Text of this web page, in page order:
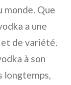
monde. Que
a une
de variété.
à son
longtemps,